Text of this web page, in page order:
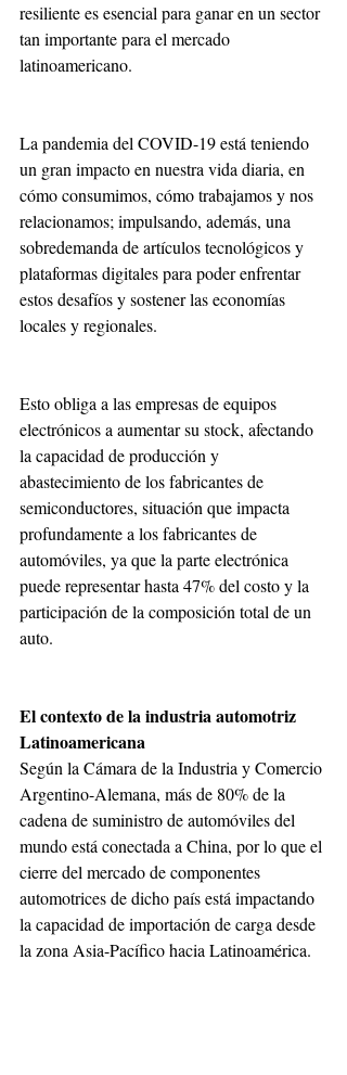
resiliente es esencial para ganar en un sector
tan importante para el mercado
latinoamericano.
La pandemia del COVID-19 está teniendo
un gran impacto en nuestra vida diaria, en
cómo consumimos, cómo trabajamos y nos
relacionamos; impulsando, además, una
sobredemanda de artículos tecnológicos y
plataformas digitales para poder enfrentar
estos desafíos y sostener las economías
locales y regionales.
Esto obliga a las empresas de equipos
electrónicos a aumentar su stock, afectando
la capacidad de producción y
abastecimiento de los fabricantes de
semiconductores, situación que impacta
profundamente a los fabricantes de
automóviles, ya que la parte electrónica
puede representar hasta 47% del costo y la
participación de la composición total de un
auto.
El contexto de la industria automotriz
Latinoamericana
Según la Cámara de la Industria y Comercio
Argentino-Alemana, más de 80% de la
cadena de suministro de automóviles del
mundo está conectada a China, por lo que el
cierre del mercado de componentes
automotrices de dicho país está impactando
la capacidad de importación de carga desde
la zona Asia-Pacífico hacia Latinoamérica.